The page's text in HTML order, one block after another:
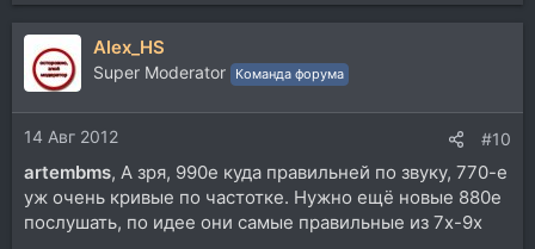
Alex_HS
Super Moderator Команда форума
14 Авг 2012 #10
artembms, А зря, 990е куда правильней по звуку, 770-е
уж очень кривые по частотке. Нужно ещё новые 880е
послушать, по идее они самые правильные из 7х-9х